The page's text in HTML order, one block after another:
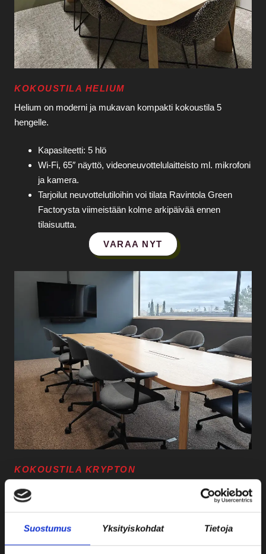
Suostumus Yksityiskohdat Tietoja
KOKOUSTILA HELIUM
Helium on moderni ja mukavan kompakti kokoustila 5
hengelle.
Kapasiteetti: 5 hlö
Wi‑Fi, 65″ näyttö, videoneuvottelulaitteisto ml. mikrofoni
ja kamera.
Tarjoilut neuvottelutiloihin voi tilata Ravintola Green
Factorysta viimeistään kolme arkipäivää ennen
tilaisuutta.
VARAA NYT
KOKOUSTILA KRYPTON
Krypton on moderni, tilava ja ikkunallinen kokoustila 9
hengelle.
Kapasiteetti: 9 hlö
Wi‑Fi, näyttö, videoneuvottelulaitteisto ml. mikrofoni ja